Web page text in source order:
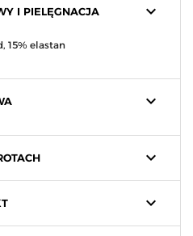
keyboard_arrow_down
I PIELĘGNACJA
15% elastan
keyboard_arrow_down
keyboard_arrow_down
keyboard_arrow_down